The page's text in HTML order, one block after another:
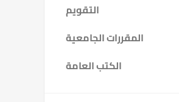
التقويم
المقررات الجامعية
الكتب العامة